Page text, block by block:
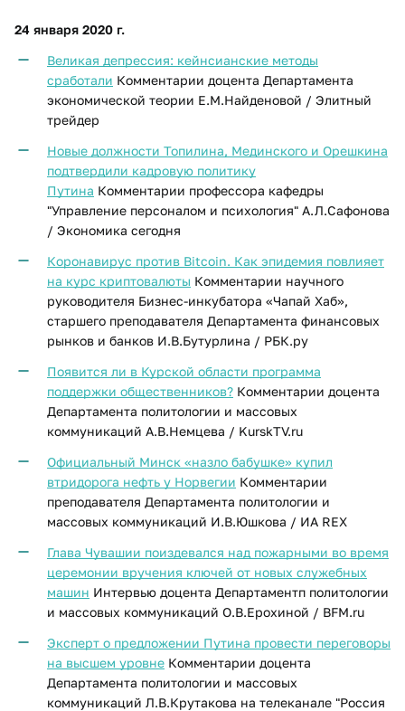
24 января 2020 г.
Великая депрессия: кейнсианские методы
сработали Комментарии доцента Департамента
экономической теории Е.М.Найденовой / Элитный
трейдер
Новые должности Топилина, Мединского и Орешкина
подтвердили кадровую политику
Путина Комментарии профессора кафедры
"Управление персоналом и психология" А.Л.Сафонова
/ Экономика сегодня
Коронавирус против Bitcoin. Как эпидемия повлияет
на курс криптовалюты Комментарии научного
руководителя Бизнес-инкубатора «Чапай Хаб»,
старшего преподавателя Департамента финансовых
рынков и банков И.В.Бутурлина / РБК.ру
Появится ли в Курской области программа
поддержки общественников? Комментарии доцента
Департамента политологии и массовых
коммуникаций А.В.Немцева / KurskTV.ru
Официальный Минск «назло бабушке» купил
втридорога нефть у Норвегии Комментарии
преподавателя Департамента политологии и
массовых коммуникаций И.В.Юшкова / ИА REX
Глава Чувашии поиздевался над пожарными во время
церемонии вручения ключей от новых служебных
машин Интервью доцента Департаментп политологии
и массовых коммуникаций О.В.Ерохиной / BFM.ru
Эксперт о предложении Путина провести переговоры
на высшем уровне Комментарии доцента
Департамента политологии и массовых
коммуникаций Л.В.Крутакова на телеканале "Россия